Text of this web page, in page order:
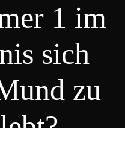
1 im
sich
zu